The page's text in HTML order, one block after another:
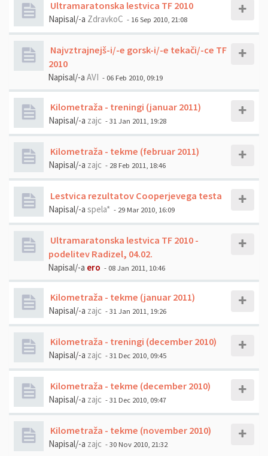
Ultramaratonska lestvica TF 2010
Napisal/-a ZdravkoC - 16 Sep 2010, 21:08
Najvztrajnejš-i/-e gorsk-i/-e tekači/-ce TF
2010
Napisal/-a AVI - 06 Feb 2010, 09:19
Kilometraža - treningi (januar 2011)
Napisal/-a zajc - 31 Jan 2011, 19:28
Kilometraža - tekme (februar 2011)
Napisal/-a zajc - 28 Feb 2011, 18:46
Lestvica rezultatov Cooperjevega testa
Napisal/-a spela* - 29 Mar 2010, 16:09
Ultramaratonska lestvica TF 2010 -
podelitev Radizel, 04.02.
Napisal/-a ero - 08 Jan 2011, 10:46
Kilometraža - tekme (januar 2011)
Napisal/-a zajc - 31 Jan 2011, 19:26
Kilometraža - treningi (december 2010)
Napisal/-a zajc - 31 Dec 2010, 09:45
Kilometraža - tekme (december 2010)
Napisal/-a zajc - 31 Dec 2010, 09:47
Kilometraža - tekme (november 2010)
Napisal/-a zajc - 30 Nov 2010, 21:32